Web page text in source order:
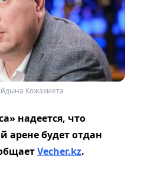
Кожахмета
надеется, что
арене будет отдан
Vecher.kz.